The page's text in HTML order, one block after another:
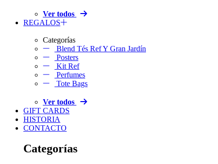
Ver todos
REGALOS
Categorías
Blend Tés Ref Y Gran Jardín
Posters
Kit Ref
Perfumes
Tote Bags
Ver todos
GIFT CARDS
HISTORIA
CONTACTO
Categorías